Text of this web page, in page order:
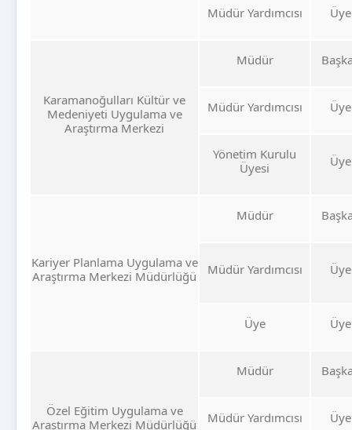
Müdür Yardımcısı Üye
Karamanoğulları Kültür ve
Medeniyeti Uygulama ve
Araştırma Merkezi
Müdür
Müdür Yardımcısı Üye
Yönetim Kurulu
Üyesi
Üye
Kariyer Planlama Uygulama ve
Araştırma Merkezi Müdürlüğü
Müdür
Müdür Yardımcısı Üye
Üye Üye
Özel Eğitim Uygulama ve
Araştırma Merkezi Müdürlüğü
Müdür
Müdür Yardımcısı Üye